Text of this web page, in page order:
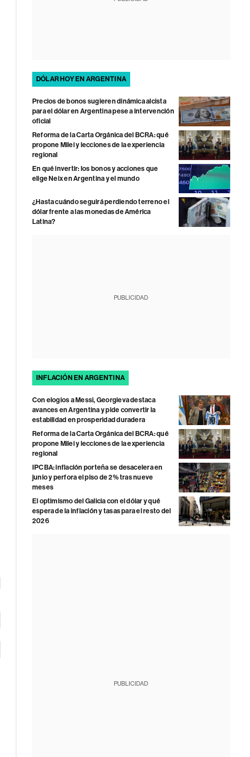
DÓLAR HOY EN ARGENTINA
Precios de bonos sugieren dinámica alcista
para el dólar en Argentina pese a intervención
oficial
Reforma de la Carta Orgánica del BCRA: qué
propone Milei y lecciones de la experiencia
regional
En qué invertir: los bonos y acciones que
elige Neix en Argentina y el mundo
¿Hasta cuándo seguirá perdiendo terreno el
dólar frente a las monedas de América
Latina?
PUBLICIDAD
INFLACIÓN EN ARGENTINA
Con elogios a Messi, Georgieva destaca
avances en Argentina y pide convertir la
estabilidad en prosperidad duradera
Reforma de la Carta Orgánica del BCRA: qué
propone Milei y lecciones de la experiencia
regional
IPCBA: inflación porteña se desacelera en
junio y perfora el piso de 2% tras nueve
meses
El optimismo del Galicia con el dólar y qué
espera de la inflación y tasas para el resto del
2026
PUBLICIDAD